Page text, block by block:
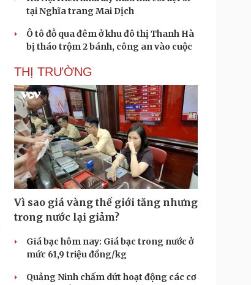
tại Nghĩa trang Mai Dịch
Ô tô đỗ qua đêm ở khu đô thị Thanh Hà
bị tháo trộm 2 bánh, công an vào cuộc
THỊ TRƯỜNG
Vì sao giá vàng thế giới tăng nhưng
trong nước lại giảm?
Giá bạc hôm nay: Giá bạc trong nước ở
mức 61,9 triệu đồng/kg
Quảng Ninh chấm dứt hoạt động các cơ